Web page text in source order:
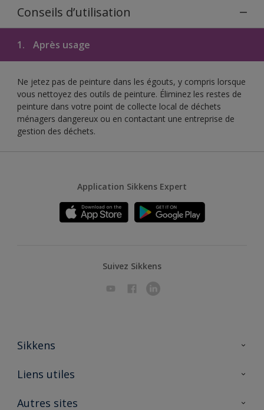
Conseils d’utilisation
1. Après usage
Ne jetez pas de peinture dans les égouts, y compris lorsque
vous nettoyez des outils de peinture. Éliminez les restes de
peinture dans votre point de collecte local de déchets
ménagers dangereux ou en contactant une entreprise de
gestion des déchets.
Application Sikkens Expert
Suivez Sikkens
Sikkens
A propos de Sikkens
Liens utiles
Ouvrir un magasin PASS
Autres sites